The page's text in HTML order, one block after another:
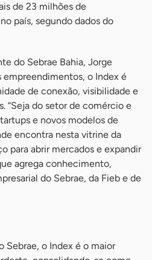
de 23 milhões de
país, segundo dados do
do Sebrae Bahia, Jorge
empreendimentos, o Index é
de conexão, visibilidade e
“Seja do setor de comércio e
e novos modelos de
encontra nesta vitrine da
para abrir mercados e expandir
agrega conhecimento,
do Sebrae, da Fieb e de
Sebrae, o Index é o maior